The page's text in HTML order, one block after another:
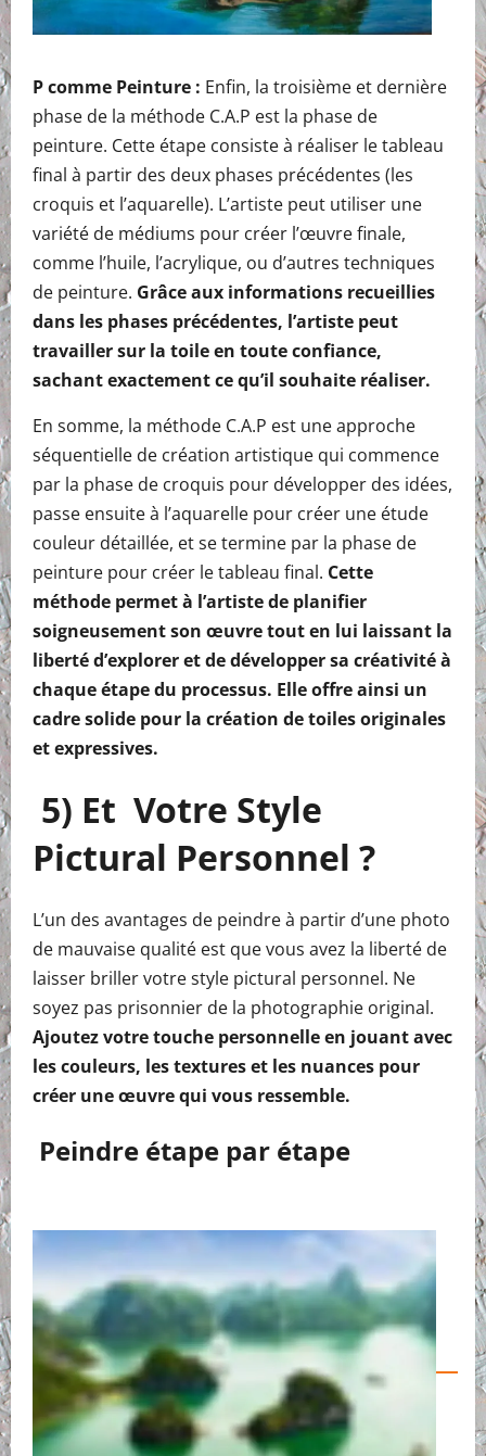
P comme Peinture : Enfin, la troisième et dernière
phase de la méthode C.A.P est la phase de
peinture. Cette étape consiste à réaliser le tableau
final à partir des deux phases précédentes (les
croquis et l’aquarelle). L’artiste peut utiliser une
variété de médiums pour créer l’œuvre finale,
comme l’huile, l’acrylique, ou d’autres techniques
de peinture. Grâce aux informations recueillies
dans les phases précédentes, l’artiste peut
travailler sur la toile en toute confiance,
sachant exactement ce qu’il souhaite réaliser.
En somme, la méthode C.A.P est une approche
séquentielle de création artistique qui commence
par la phase de croquis pour développer des idées,
passe ensuite à l’aquarelle pour créer une étude
couleur détaillée, et se termine par la phase de
peinture pour créer le tableau final. Cette
méthode permet à l’artiste de planifier
soigneusement son œuvre tout en lui laissant la
liberté d’explorer et de développer sa créativité à
chaque étape du processus. Elle offre ainsi un
cadre solide pour la création de toiles originales
et expressives.
5) Et Votre Style
Pictural Personnel ?
L’un des avantages de peindre à partir d’une photo
de mauvaise qualité est que vous avez la liberté de
laisser briller votre style pictural personnel. Ne
soyez pas prisonnier de la photographie original.
Ajoutez votre touche personnelle en jouant avec
les couleurs, les textures et les nuances pour
créer une œuvre qui vous ressemble.
Peindre étape par étape